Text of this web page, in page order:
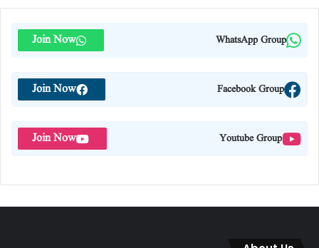
WhatsApp Group
Join Now
Facebook Group
Join Now
Youtube Group
Join Now